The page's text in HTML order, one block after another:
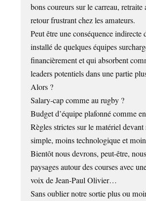
bons coureurs sur le carreau, retraite
retour frustrant chez les amateurs.
Peut être une conséquence indirecte
installé de quelques équipes
financièrement et qui absorbent
leaders potentiels dans une partie
Alors ?
Salary-cap comme au rugby ?
Budget d’équipe plafonné comme
Règles strictes sur le matériel
simple, moins technologique et
Bientôt nous devrons, peut-être,
paysages autour des courses avec
voix de Jean-Paul Olivier…
Sans oublier notre sortie plus ou